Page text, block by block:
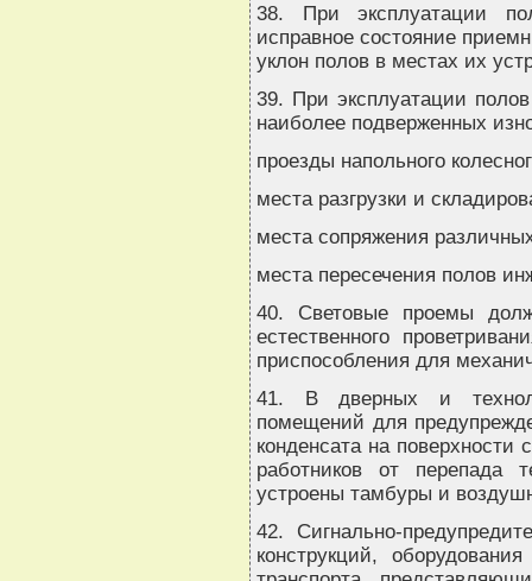
38. При эксплуатации
исправное состояние
уклон полов в местах их
39. При эксплуатации
наиболее подверженных
проезды напольного
места разгрузки и
места сопряжения
места пересечения полов
40. Световые проемы
естественного
приспособления для
41. В дверных и
помещений для
конденсата на
работников от перепада
устроены тамбуры и
42. Сигнально-
конструкций,